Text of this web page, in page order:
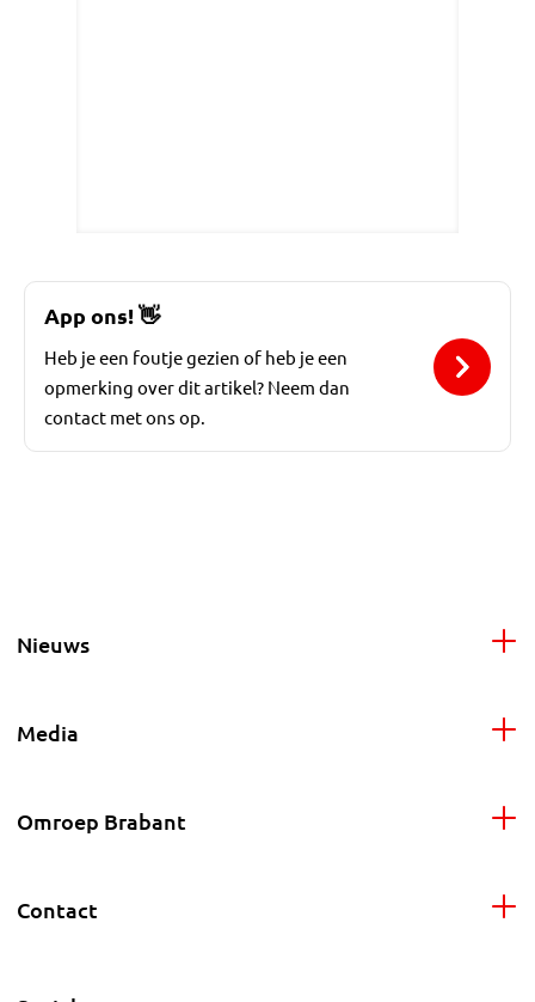
App ons!👋
Heb je een foutje gezien of heb je een
opmerking over dit artikel? Neem dan
contact met ons op.
Nieuws
Media
Omroep Brabant
Contact